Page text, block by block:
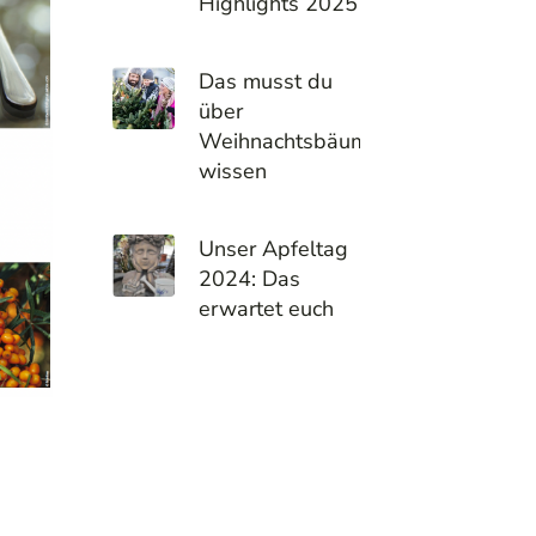
Das musst du
über
Weihnachtsbäume
wissen
Unser Apfeltag
2024: Das
erwartet euch